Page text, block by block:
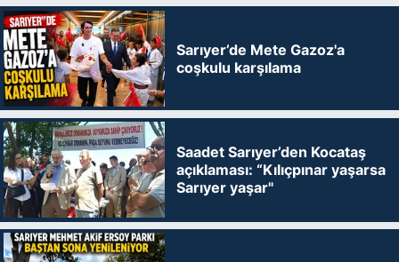
Sarıyer’de Mete Gazoz'a
coşkulu karşılama
Saadet Sarıyer’den Kocataş
açıklaması: “Kılıçpınar yaşarsa
Sarıyer yaşar"